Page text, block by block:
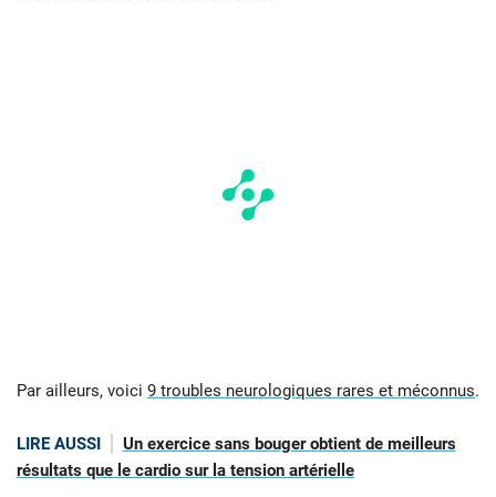
Par ailleurs, voici 9 troubles neurologiques rares et méconnus.
LIRE AUSSI
Un exercice sans bouger obtient de meilleurs
résultats que le cardio sur la tension artérielle